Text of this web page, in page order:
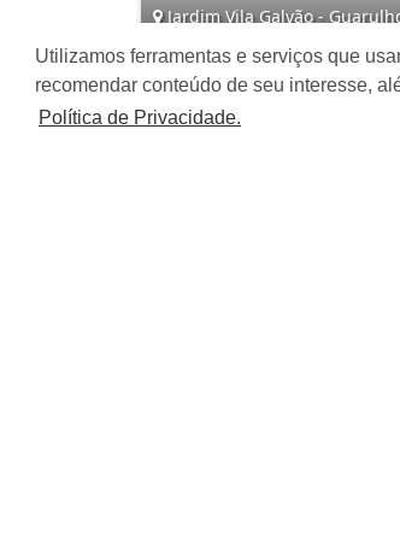
Utilizamos ferramentas e serviços que
recomendar conteúdo de seu interesse,
Política de Privacidade.
Jardim Vila Galvão -
4 5 6